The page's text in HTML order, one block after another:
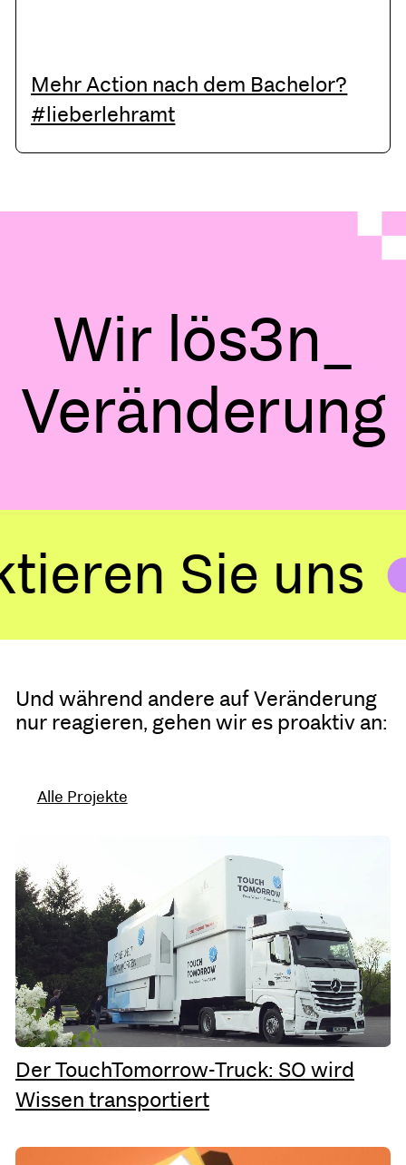
Mehr Action nach dem Bachelor?
#lieberlehramt
Wir o:"10d
Veränderung
Sie uns
Und während andere auf Veränderung
nur reagieren, gehen wir es proaktiv an:
Alle Projekte
Der TouchTomorrow-Truck: SO wird
Wissen transportiert